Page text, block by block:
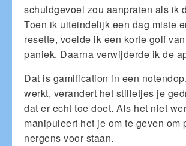
schuldgevoel zou aanpraten als ik
Toen ik uiteindelijk een dag miste
resette, voelde ik een korte golf
paniek. Daarna verwijderde ik de
Dat is gamification in een
werkt, verandert het stilletjes je
dat er echt toe doet. Als het niet
manipuleert het je om te geven om
nergens voor staan.